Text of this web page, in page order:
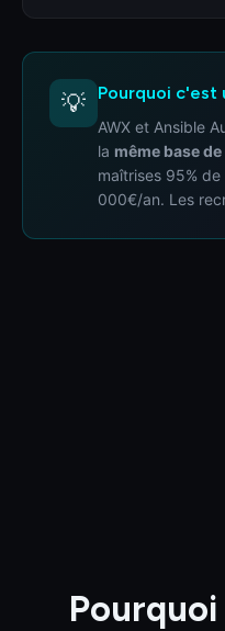
💡 Pourquoi c'est
AWX et Ansible
la même base
maîtrises 95%
000€/an. Les